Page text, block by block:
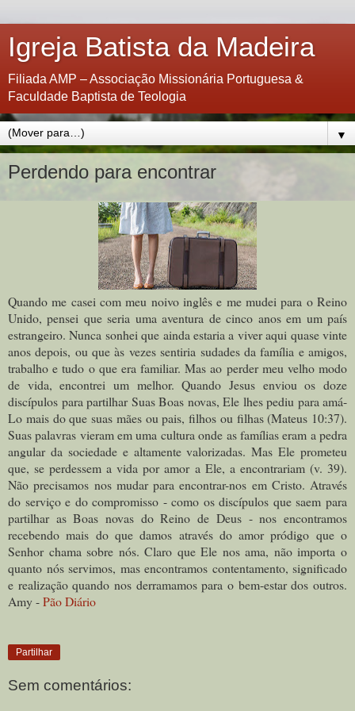
Igreja Batista da Madeira
Filiada AMP – Associação Missionária Portuguesa &
Faculdade Baptista de Teologia
▼
Perdendo para encontrar
Quando me casei com meu noivo inglês e me mudei para o Reino
Unido, pensei que seria uma aventura de cinco anos em um país
estrangeiro. Nunca sonhei que ainda estaria a viver aqui quase vinte
anos depois, ou que às vezes sentiria sudades da família e amigos,
trabalho e tudo o que era familiar. Mas ao perder meu velho modo
de vida, encontrei um melhor. Quando Jesus enviou os doze
discípulos para partilhar Suas Boas novas, Ele lhes pediu para amá-
Lo mais do que suas mães ou pais, filhos ou filhas (Mateus 10:37).
Suas palavras vieram em uma cultura onde as famílias eram a pedra
angular da sociedade e altamente valorizadas. Mas Ele prometeu
que, se perdessem a vida por amor a Ele, a encontrariam (v. 39).
Não precisamos nos mudar para encontrar-nos em Cristo. Através
do serviço e do compromisso - como os discípulos que saem para
partilhar as Boas novas do Reino de Deus - nos encontramos
recebendo mais do que damos através do amor pródigo que o
Senhor chama sobre nós. Claro que Ele nos ama, não importa o
quanto nós servimos, mas encontramos contentamento, significado
e realização quando nos derramamos para o bem-estar dos outros.
Amy -Pão Diário
Partilhar
Sem comentários: